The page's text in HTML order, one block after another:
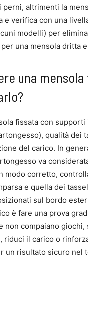
altrimenti la
e verifica con una
modelli) per
una mensola dritta
una
fissata con
qualità dei
del carico. In
va
modo corretto,
e quella dei
sul bordo
è fare una prova
compaiano
riduci il carico o
un risultato sicuro nel